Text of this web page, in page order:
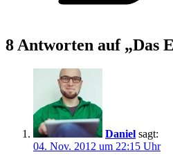
8 Antworten auf „Das
Daniel sagt:
04. Nov. 2012 um 22:15 Uhr